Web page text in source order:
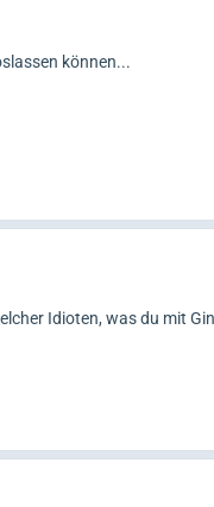
können...
Idioten, was du mit